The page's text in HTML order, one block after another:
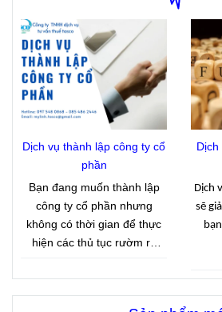
định 283/2026/NĐ-CP , có
hiệu lực từ 10/9/2026.
sinh
thời
lý
Dịch vụ thành lập công ty cổ
phần
Bạn đang muốn thành lập
công ty cổ phần nhưng
không có thời gian để thực
hiện các thủ tục rườm rà
kinh nghiệm cung cấp dịch
vụ thành lập công ty cổ phần
Dịch
sẽ